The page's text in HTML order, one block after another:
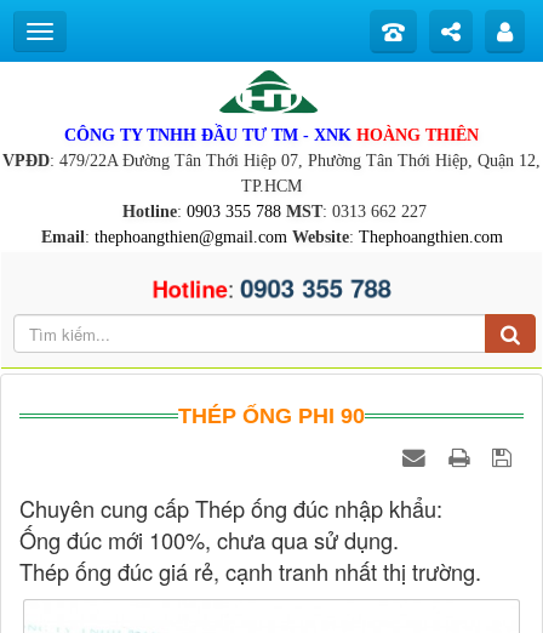
CÔNG TY TNHH ĐẦU TƯ TM - XNK HOÀNG THIÊN
VPĐD: 479/22A Đường Tân Thới Hiệp 07, Phường Tân Thới Hiệp, Quận 12,
TP.HCM
Hotline: 0903 355 788 MST: 0313 662 227
Email: thephoangthien@gmail.com Website: Thephoangthien.com
Hotline: 0903 355 788
THÉP ỐNG PHI 90
Chuyên cung cấp Thép ống đúc nhập khẩu:
Ống đúc mới 100%, chưa qua sử dụng.
Thép ống đúc giá rẻ, cạnh tranh nhất thị trường.